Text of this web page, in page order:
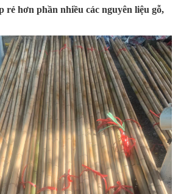
rẻ hơn phần nhiều các nguyên liệu gỗ,